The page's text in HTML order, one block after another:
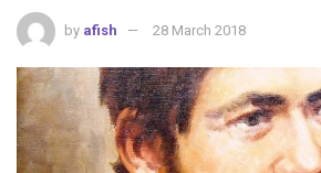
by afish 28 March 2018